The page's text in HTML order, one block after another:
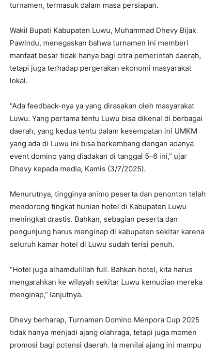
turnamen, termasuk dalam masa persiapan.
Wakil Bupati Kabupaten Luwu, Muhammad Dhevy Bijak
Pawindu, menegaskan bahwa turnamen ini memberi
manfaat besar tidak hanya bagi citra pemerintah daerah,
tetapi juga terhadap pergerakan ekonomi masyarakat
lokal.
“Ada feedback-nya ya yang dirasakan oleh masyarakat
Luwu. Yang pertama tentu Luwu bisa dikenal di berbagai
daerah, yang kedua tentu dalam kesempatan ini UMKM
yang ada di Luwu ini bisa berkembang dengan adanya
event domino yang diadakan di tanggal 5–6 ini,” ujar
Dhevy kepada media, Kamis (3/7/2025).
Menurutnya, tingginya animo peserta dan penonton telah
mendorong tingkat hunian hotel di Kabupaten Luwu
meningkat drastis. Bahkan, sebagian peserta dan
pengunjung harus menginap di kabupaten sekitar karena
seluruh kamar hotel di Luwu sudah terisi penuh.
“Hotel juga alhamdulillah full. Bahkan hotel, kita harus
mengarahkan ke wilayah sekitar Luwu kemudian mereka
menginap,” lanjutnya.
Dhevy berharap, Turnamen Domino Menpora Cup 2025
tidak hanya menjadi ajang olahraga, tetapi juga momen
promosi bagi potensi daerah. Ia menilai ajang ini mampu